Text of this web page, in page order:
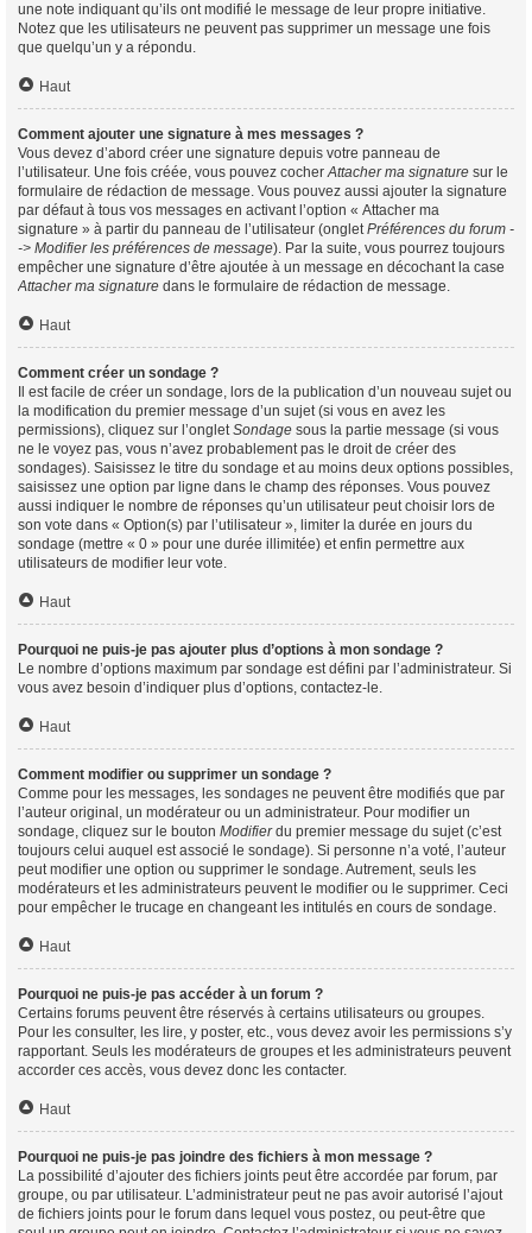
une note indiquant qu’ils ont modifié le message de leur propre initiative.
Notez que les utilisateurs ne peuvent pas supprimer un message une fois
que quelqu’un y a répondu.
Haut
Comment ajouter une signature à mes messages ?
Vous devez d’abord créer une signature depuis votre panneau de
l’utilisateur. Une fois créée, vous pouvez cocherAttacher ma signature sur le
formulaire de rédaction de message. Vous pouvez aussi ajouter la signature
par défaut à tous vos messages en activant l’option « Attacher ma
signature » à partir du panneau de l’utilisateur (ongletPréférences du forum -
-> Modifier les préférences de message). Par la suite, vous pourrez toujours
empêcher une signature d’être ajoutée à un message en décochant la case
Attacher ma signature dans le formulaire de rédaction de message.
Haut
Comment créer un sondage ?
Il est facile de créer un sondage, lors de la publication d’un nouveau sujet ou
la modification du premier message d’un sujet (si vous en avez les
permissions), cliquez sur l’ongletSondage sous la partie message (si vous
ne le voyez pas, vous n’avez probablement pas le droit de créer des
sondages). Saisissez le titre du sondage et au moins deux options possibles,
saisissez une option par ligne dans le champ des réponses. Vous pouvez
aussi indiquer le nombre de réponses qu’un utilisateur peut choisir lors de
son vote dans « Option(s) par l’utilisateur », limiter la durée en jours du
sondage (mettre « 0 » pour une durée illimitée) et enfin permettre aux
utilisateurs de modifier leur vote.
Haut
Pourquoi ne puis-je pas ajouter plus d’options à mon sondage ?
Le nombre d’options maximum par sondage est défini par l’administrateur. Si
vous avez besoin d’indiquer plus d’options, contactez-le.
Haut
Comment modifier ou supprimer un sondage ?
Comme pour les messages, les sondages ne peuvent être modifiés que par
l’auteur original, un modérateur ou un administrateur. Pour modifier un
sondage, cliquez sur le bouton Modifierdu premier message du sujet (c’est
toujours celui auquel est associé le sondage). Si personne n’a voté, l’auteur
peut modifier une option ou supprimer le sondage. Autrement, seuls les
modérateurs et les administrateurs peuvent le modifier ou le supprimer. Ceci
pour empêcher le trucage en changeant les intitulés en cours de sondage.
Haut
Pourquoi ne puis-je pas accéder à un forum ?
Certains forums peuvent être réservés à certains utilisateurs ou groupes.
Pour les consulter, les lire, y poster, etc., vous devez avoir les permissions s’y
rapportant. Seuls les modérateurs de groupes et les administrateurs peuvent
accorder ces accès, vous devez donc les contacter.
Haut
Pourquoi ne puis-je pas joindre des fichiers à mon message ?
La possibilité d’ajouter des fichiers joints peut être accordée par forum, par
groupe, ou par utilisateur. L’administrateur peut ne pas avoir autorisé l’ajout
de fichiers joints pour le forum dans lequel vous postez, ou peut-être que